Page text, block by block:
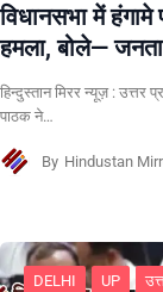
विधानसभा में
हमला, बोले—
हिन्दुस्तान मिरर न्यूज़ :
पाठक ने…
By Hindustan
DELHI UP